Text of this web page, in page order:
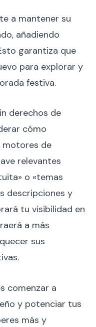
a mantener su
añadiendo
garantiza que
para explorar y
festiva.
derechos de
cómo
de
relevantes
o «temas
descripciones y
tu visibilidad en
a más
sus
comenzar a
y potenciar tus
más y